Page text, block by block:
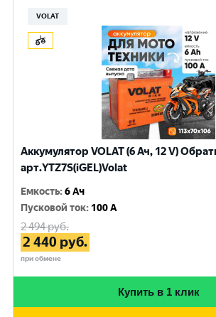
VOLAT
Аккумулятор VOLAT (6 Ач, 12 V)
арт.YTZ7S(iGEL)Volat
Емкость:6 Ач
Пусковой ток: 100 A
2 494руб.
2 440 руб.
при обмене
Купить в 1 клик